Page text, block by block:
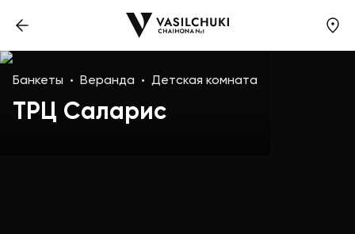
Банкеты Веранда Детская комната
ТРЦ Саларис